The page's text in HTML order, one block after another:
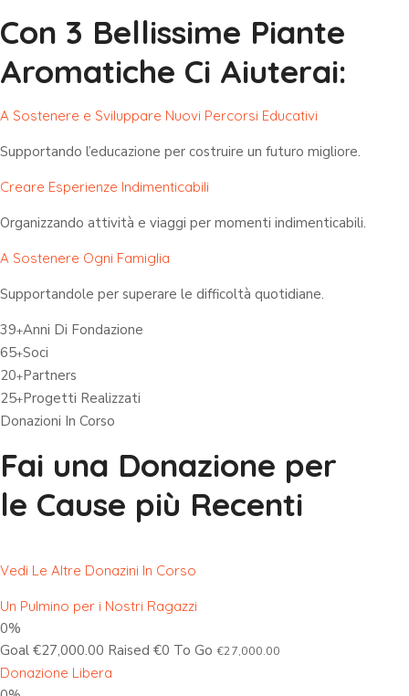
Con 3 Bellissime Piante
Aromatiche Ci Aiuterai:
A Sostenere e Sviluppare Nuovi Percorsi Educativi
Supportando l’educazione per costruire un futuro migliore.
Creare Esperienze Indimenticabili
Organizzando attività e viaggi per momenti indimenticabili.
A Sostenere Ogni Famiglia
Supportandole per superare le difficoltà quotidiane.
39+Anni Di Fondazione
65+Soci
20+Partners
25+Progetti Realizzati
Donazioni In Corso
Fai una Donazione per
le Cause più Recenti
Vedi Le Altre Donazini In Corso
Un Pulmino per i Nostri Ragazzi
0%
Goal €27,000.00 Raised €0 To Go €27,000.00
Donazione Libera